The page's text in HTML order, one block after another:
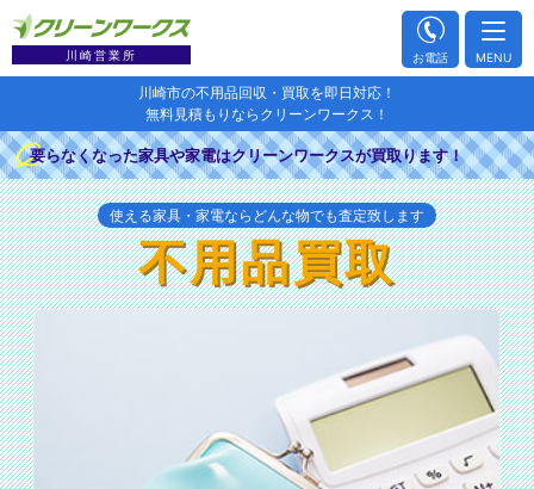
川崎市の不用品回収・買取を即日対応！
無料見積もりならクリーンワークス！
川崎営業所 お電話 MENU
要らなくなった家具や家電はクリーンワークスが買取ります！
使える家具・家電ならどんな物でも査定致します
不用品買取